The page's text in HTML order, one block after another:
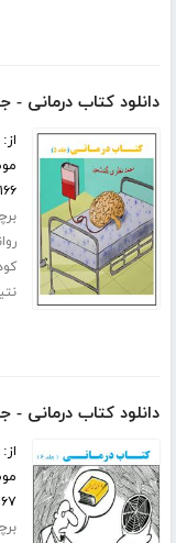
دانلود کتاب درمانی -
از:
۱۶۶ صفحه
دانلود کتاب درمانی -
از:
۱۶۷